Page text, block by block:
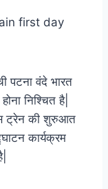
पटना वंदे भारत
निश्चित है|
ट्रेन की शुरुआत
कार्यक्रम